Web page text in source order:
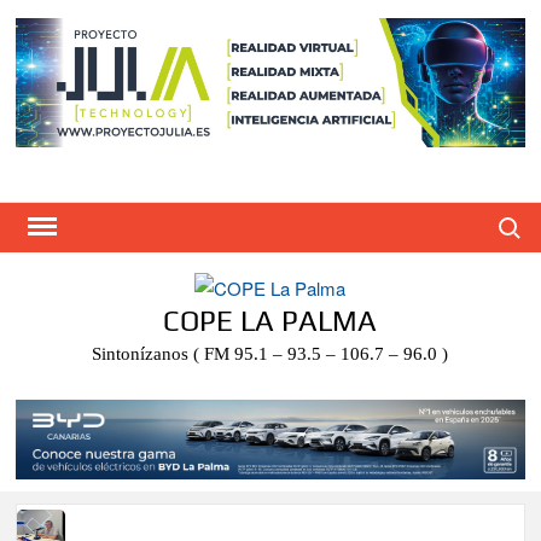
Saltar
contenido
COPE LA PALMA
Sintonízanos ( FM 95.1 – 93.5 – 106.7 – 96.0 )